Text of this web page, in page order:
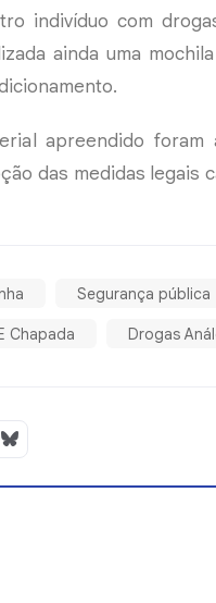
indivíduo com
ainda uma
apreendido foram
das medidas legais
Segurança pública
Chapada Drogas